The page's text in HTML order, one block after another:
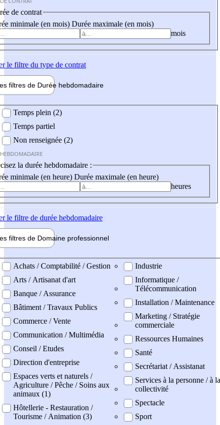
de contrat
minimale (en mois) Durée maximale (en mois)
mois
le filtre du type de contrat
filtres de Durée hebdomadaire
Temps plein (2)
Temps partiel
Non renseignée (2)
la durée hebdomadaire :
minimale (en heure) Durée maximale (en heure)
heures
le filtre de durée hebdomadaire
filtres de Domaine professionnel
professionel
Achats / Comptabilité / Gestion
Arts / Artisanat d'art
Banque / Assurance
Bâtiment / Travaux Publics
Commerce / Vente
Communication / Multimédia
Conseil / Etudes
Direction d'entreprise
Espaces verts et naturels /
Agriculture / Pêche / Soins aux
animaux (1)
Hôtellerie - Restauration /
Tourisme / Animation (3)
Industrie
Informatique /
Télécommunication
Installation / Maintenance
Marketing / Stratégie
commerciale
Ressources Humaines
Santé
Secrétariat / Assistanat
Services à la personne / à la
collectivité
Spectacle
Sport